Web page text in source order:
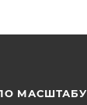
МАСШТАБУ